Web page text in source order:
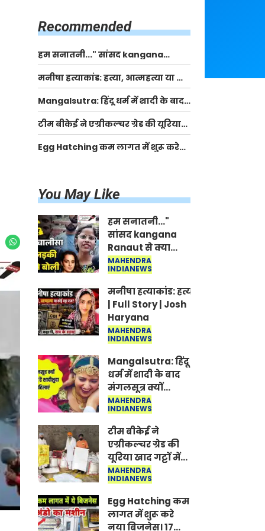
Recommended
हम सनातनी..." सांसद kangana
Ranaut से क्या बोली लड़की? Viral
Jantar-Mantar | CJP protest
मनीषा हत्याकांड: हत्या, आत्महत्या या कोई बड़ा राज?
| Full Story | Josh Haryana
Mangalsutra: हिंदू धर्म में शादी के बाद
मंगलसूत्र क्यों पहनती है महिलाएं, किसने
शुरु की ये परंपरा
टीम बीकेई ने एग्रीकल्चर ग्रेड की यूरिया
खाद गट्टों में बदलकर टेक्निकल ग्रेड में
बेचने वालों पर करवाई कार्रवाई:
Egg Hatching कम लागत में शुरू करे
You May Like
हम सनातनी..."
सांसद kangana
Ranaut से क्या
बोली लड़की? Viral
Jantar-Mantar |
CJP protest
MAHENDRA
INDIANEWS
मनीषा हत्याकांड: हत्या, आत्महत्या या
| Full Story | Josh
Haryana
MAHENDRA
INDIANEWS
Mangalsutra: हिंदू
धर्म में शादी के बाद
मंगलसूत्र क्यों
पहनती है महिलाएं,
किसने शुरु की ये
परंपरा
MAHENDRA
INDIANEWS
टीम बीकेई ने
एग्रीकल्चर ग्रेड की
यूरिया खाद गट्टों में
बदलकर टेक्निकल
ग्रेड में बेचने वालों पर
करवाई कार्रवाई:
लखविंदर सिंह
औलख
MAHENDRA
INDIANEWS
Egg Hatching कम
लागत में शुरू करे
नया बिजनेस। 17